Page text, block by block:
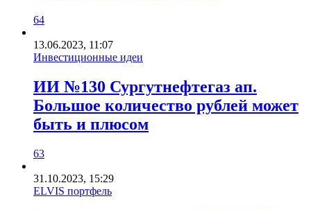
64
13.06.2023, 11:07
Инвестиционные идеи
ИИ №130 Сургутнефтегаз ап.
Большое количество рублей может
быть и плюсом
63
31.10.2023, 15:29
ELVIS портфель